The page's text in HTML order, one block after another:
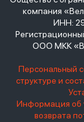
компания
ИНН:
ООО МКК
Персональный
структуре и
Информация об
возврата